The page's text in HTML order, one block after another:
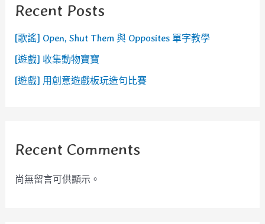
Recent Posts
[歌謠] Open, Shut Them 與 Opposites 單字教學
[遊戲] 收集動物寶寶
[遊戲] 用創意遊戲板玩造句比賽
Recent Comments
尚無留言可供顯示。